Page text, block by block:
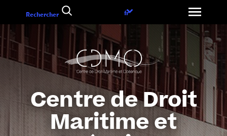
Centre de Droit
Maritime et
Rechercher
Choix
langue
fr